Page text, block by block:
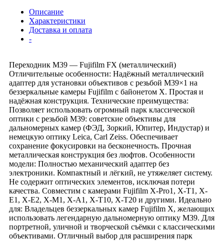
Описание
Характеристики
Доставка и оплата
-
Переходник M39 — Fujifilm FX (металлический)
Отличительные особенности: Надёжный металлический
адаптер для установки объективов с резьбой М39×1 на
беззеркальные камеры Fujifilm с байонетом X. Простая и
надёжная конструкция. Технические преимущества:
Позволяет использовать огромный парк классической
оптики с резьбой М39: советские объективы для
дальномерных камер (ФЭД, Зоркий, Юпитер, Индустар) и
немецкую оптику Leica, Carl Zeiss. Обеспечивает
сохранение фокусировки на бесконечность. Прочная
металлическая конструкция без люфтов. Особенности
модели: Полностью механический адаптер без
электроники. Компактный и лёгкий, не утяжеляет систему.
Не содержит оптических элементов, исключая потери
качества. Совместим с камерами Fujifilm X-Pro1, X-T1, X-
E1, X-E2, X-M1, X-A1, X-T10, X-T20 и другими. Идеально
для: Владельцев беззеркальных камер Fujifilm X, желающих
использовать легендарную дальномерную оптику М39. Для
портретной, уличной и творческой съёмки с классическими
объективами. Отличный выбор для расширения парк